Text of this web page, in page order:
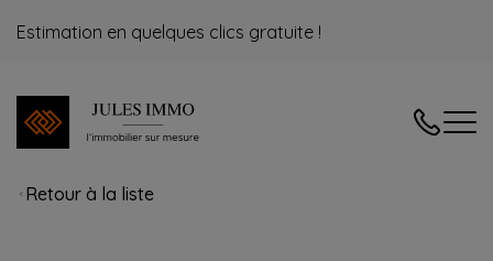
Estimation en quelques clics gratuite !
04/
Retour à la liste